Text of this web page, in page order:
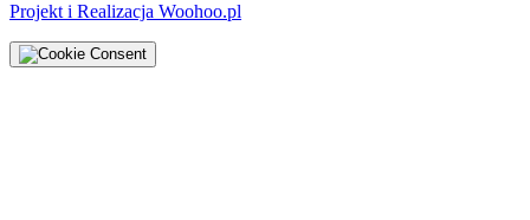
Projekt i Realizacja Woohoo.pl